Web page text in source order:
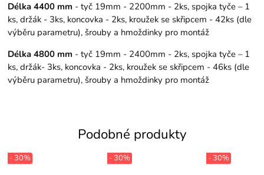
Délka 4400 mm - tyč 19mm - 2200mm - 2ks, spojka tyče – 1
ks, držák - 3ks, koncovka - 2ks, kroužek se skřipcem - 42ks (dle
výběru parametru), šrouby a hmoždinky pro montáž
Délka 4800 mm - tyč 19mm - 2400mm - 2ks, spojka tyče – 1
ks, držák- 3ks, koncovka - 2ks, kroužek se skřipcem - 46ks (dle
výběru parametru), šrouby a hmoždinky pro montáž
Podobné produkty
- 30% - 30% - 30%